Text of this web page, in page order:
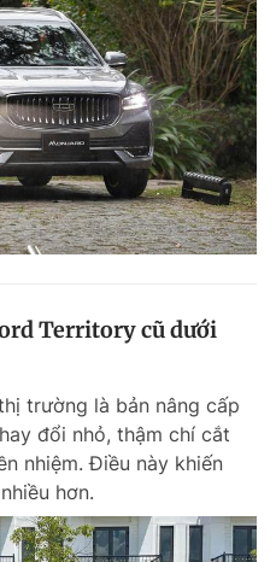
Territory cũ dưới
trường là bản nâng cấp
đổi nhỏ, thậm chí cắt
nhiệm. Điều này khiến
hơn.